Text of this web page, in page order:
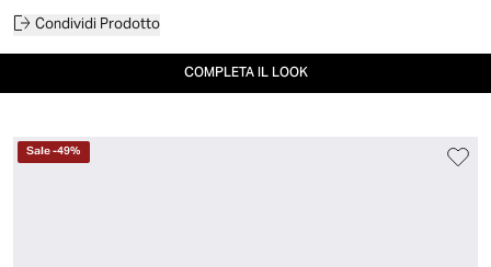
Condividi Prodotto
COMPLETA IL LOOK
Sale-49%